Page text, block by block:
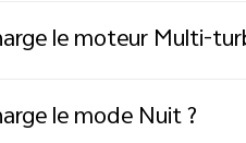
le moteur Multi-
le mode Nuit ?